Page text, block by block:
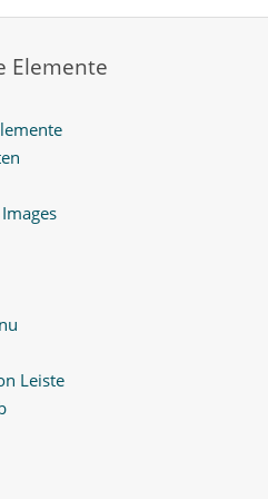
Elemente
Leiste